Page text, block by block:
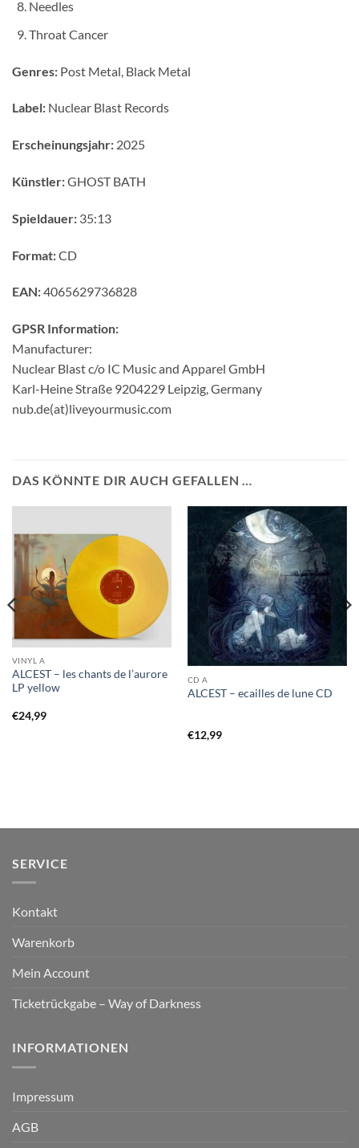
Needles
Throat Cancer
Genres: Post Metal, Black Metal
Label: Nuclear Blast Records
Erscheinungsjahr: 2025
Künstler:GHOST BATH
Spieldauer: 35:13
Format:CD
EAN:4065629736828
GPSR Information:
Manufacturer:
Nuclear Blast c/o IC Music and Apparel GmbH
Karl-Heine Straße 9204229 Leipzig, Germany
nub.de(at)liveyourmusic.com
DAS KÖNNTE DIR AUCH GEFALLEN …
VINYL A
ALCEST – les chants de l’aurore
LP yellow
€24,99
CD A
ALCEST – ecailles de lune CD
€12,99
SERVICE
Kontakt
Warenkorb
Mein Account
Ticketrückgabe – Way of Darkness
INFORMATIONEN
Impressum
AGB